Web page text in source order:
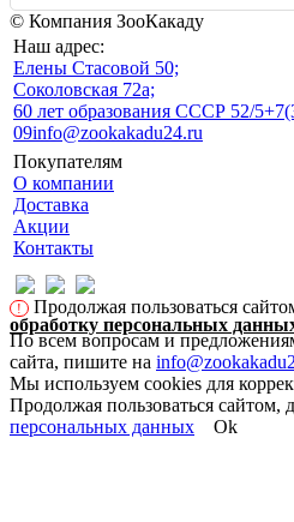
© Компания ЗооКакаду
Наш адрес:
Eлены Стасовой 50;
Соколовская 72а;
60 лет образования СССР 52/5
09info@zookakadu24.ru
Покупателям
О компании
Доставка
Акции
Контакты
!
Продолжая пользоваться
обработку персональных
По всем вопросам и
сайта, пишите на
Мы используем cookies для
Продолжая пользоваться сайтом,
персональных данных
Ok